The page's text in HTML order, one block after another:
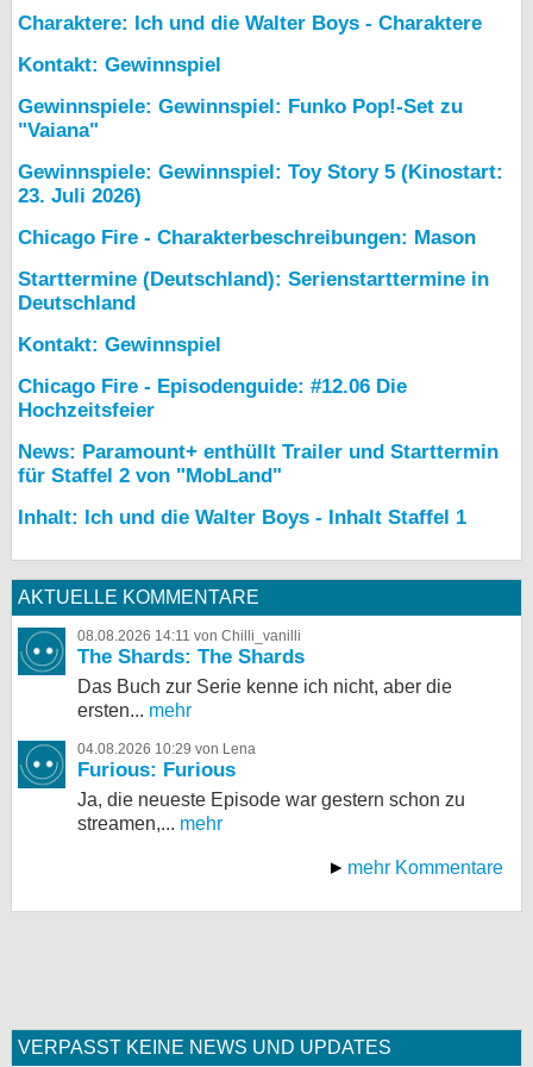
Charaktere: Ich und die Walter Boys - Charaktere
Kontakt: Gewinnspiel
Gewinnspiele: Gewinnspiel: Funko Pop!-Set zu
"Vaiana"
Gewinnspiele: Gewinnspiel: Toy Story 5 (Kinostart:
23. Juli 2026)
Chicago Fire - Charakterbeschreibungen: Mason
Starttermine (Deutschland): Serienstarttermine in
Deutschland
Kontakt: Gewinnspiel
Chicago Fire - Episodenguide: #12.06 Die
Hochzeitsfeier
News: Paramount+ enthüllt Trailer und Starttermin
für Staffel 2 von "MobLand"
Inhalt: Ich und die Walter Boys - Inhalt Staffel 1
AKTUELLE KOMMENTARE
08.08.2026 14:11 von Chilli_vanilli
The Shards: The Shards
Das Buch zur Serie kenne ich nicht, aber die
ersten... mehr
04.08.2026 10:29 von Lena
Furious: Furious
Ja, die neueste Episode war gestern schon zu
streamen,... mehr
mehr Kommentare
VERPASST KEINE NEWS UND UPDATES